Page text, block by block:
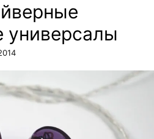
универсалы